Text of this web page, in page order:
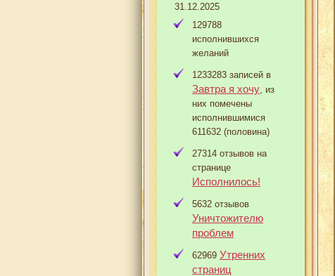
31.12.2025
129788
исполнившихся
желаний
1233283 записей в
Завтра я хочу , из
них помечены
исполнившимися
611632 (половина)
27314 отзывов на
странице
Исполнилось!
5632 отзывов
Уничтожителю
проблем
62969 Утренних
страниц